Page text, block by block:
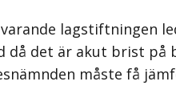
lagstiftningen
då det är akut brist på
måste få